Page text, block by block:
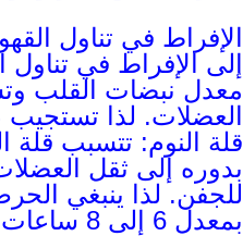
الإفراط في تناول
إلى الإفراط في
معدل نبضات القلب
العضلات. لذا
قلة النوم: تتسبب قلة
بدوره إلى ثقل
للجفن. لذا ينبغي
بمعدل 6 إلى 8 ساعات.